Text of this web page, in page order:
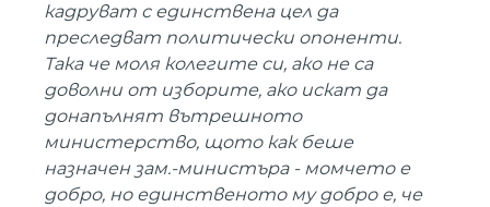
кадруват с единствена цел да
преследват политически опоненти.
Така че моля колегите си, ако не са
доволни от изборите, ако искат да
донапълнят вътрешното
министерство, щото как беше
назначен зам.-министъра - момчето е
добро, но единственото му добро е, че